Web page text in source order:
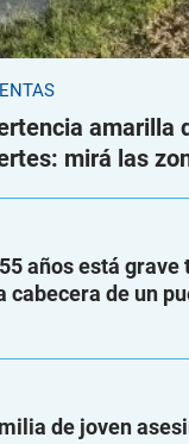
amarilla
mirá las
años está grave
cabecera de un
de joven